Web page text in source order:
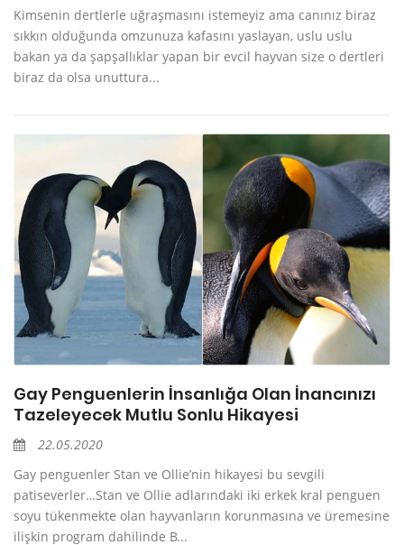
Kimsenin dertlerle uğraşmasını istemeyiz ama canınız biraz
sıkkın olduğunda omzunuza kafasını yaslayan, uslu uslu
bakan ya da şapşallıklar yapan bir evcil hayvan size o dertleri
biraz da olsa unuttura...
Gay Penguenlerin İnsanlığa Olan İnancınızı
Tazeleyecek Mutlu Sonlu Hikayesi
22.05.2020
Gay penguenler Stan ve Ollie’nin hikayesi bu sevgili
patiseverler…Stan ve Ollie adlarındaki iki erkek kral penguen
soyu tükenmekte olan hayvanların korunmasına ve üremesine
ilişkin program dahilinde B...